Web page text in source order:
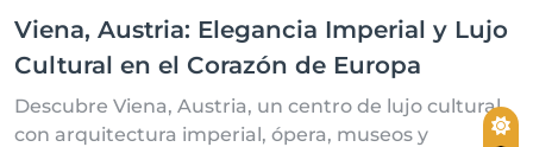
Viena, Austria: Elegancia Imperial y Lujo
Cultural en el Corazón de Europa
Descubre Viena, Austria, un centro de lujo cultural
con arquitectura imperial, ópera, museos y